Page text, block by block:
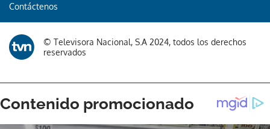
Contáctenos
© Televisora Nacional, S.A 2024, todos los derechos
reservados